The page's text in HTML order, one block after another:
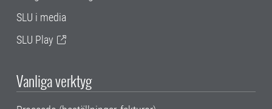
SLU i media
SLU Play
Vanliga verktyg